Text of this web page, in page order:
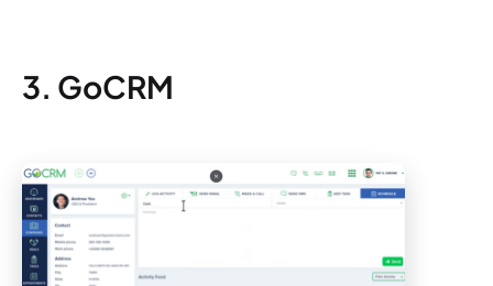
3. GoCRM